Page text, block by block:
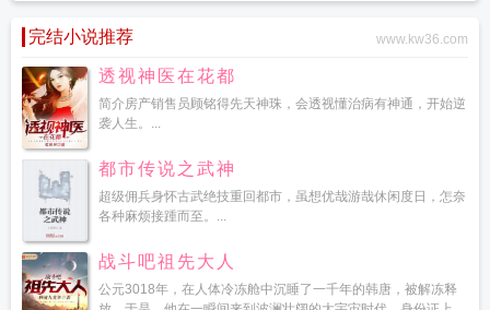
完结小说推荐 www.kw36.com
透视神医在花都
简介房产销售员顾铭得先天神珠，会透视懂治病有神通，开始逆
袭人生。...
都市传说之武神
超级佣兵身怀古武绝技重回都市，虽想优哉游哉休闲度日，怎奈
各种麻烦接踵而至。...
战斗吧祖先大人
公元3018年，在人体冷冻舱中沉睡了一千年的韩唐，被解冻释